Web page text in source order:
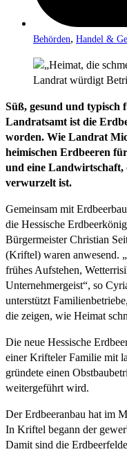
Behörden, Handel &
Süß, gesund und
Landratsamt ist die
worden. Wie Landrat
heimischen Erdbeeren
und eine Landwirtschaft,
verwurzelt ist.
Gemeinsam mit
die Hessische
Bürgermeister Christian
(Kriftel) waren anwesend.
frühes Aufstehen,
Unternehmergeist“, so
unterstützt
die zeigen, wie Heimat
Die neue Hessische
einer Krifteler Familie mit
gründete einen
weitergeführt wird.
Der Erdbeeranbau hat im
In Kriftel begann der
Damit sind die